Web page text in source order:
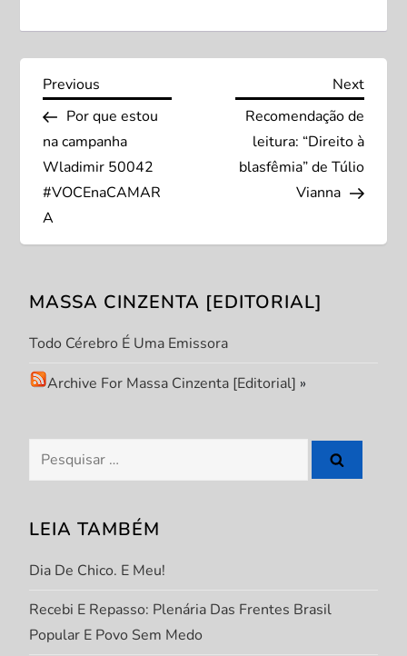
N
a
v
e
a
ç
ã
o
d
e
P
o
s
Previous
Post
Previous
Por que estou
na campanha
Wladimir 50042
#VOCEnaCAMAR
A
Next
Next
Recomendação de
leitura: “Direito à
blasfêmia” de Túlio
Vianna
MASSA CINZENTA [EDITORIAL]
Todo Cérebro É Uma Emissora
Archive For Massa Cinzenta [Editorial] »
Pesquisar
por:
LEIA TAMBÉM
Dia De Chico. E Meu!
Recebi E Repasso: Plenária Das Frentes Brasil
Popular E Povo Sem Medo